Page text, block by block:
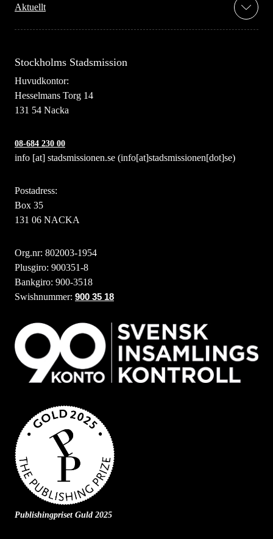
Aktuellt
Stockholms Stadsmission
Huvudkontor:
Hesselmans Torg 14
131 54 Nacka
08-684 230 00
info [at] stadsmissionen.se (info[at]stadsmissionen[dot]se)
Postadress:
Box 35
131 06 NACKA
Org.nr: 802003-1954
Plusgiro: 900351-8
Bankgiro: 900-3518
Swishnummer: 900 35 18
Publishingpriset Guld 2025